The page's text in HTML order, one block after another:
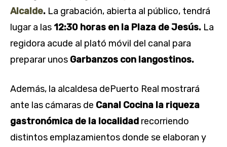
Alcalde. La grabación, abierta al público, tendrá
lugar a las 12:30 horas en la Plaza de Jesús. La
regidora acude al plató móvil del canal para
preparar unos Garbanzos con langostinos.
Además, la alcaldesa dePuerto Real mostrará
ante las cámaras de Canal Cocina la riqueza
gastronómica de la localidad recorriendo
distintos emplazamientos donde se elaboran y